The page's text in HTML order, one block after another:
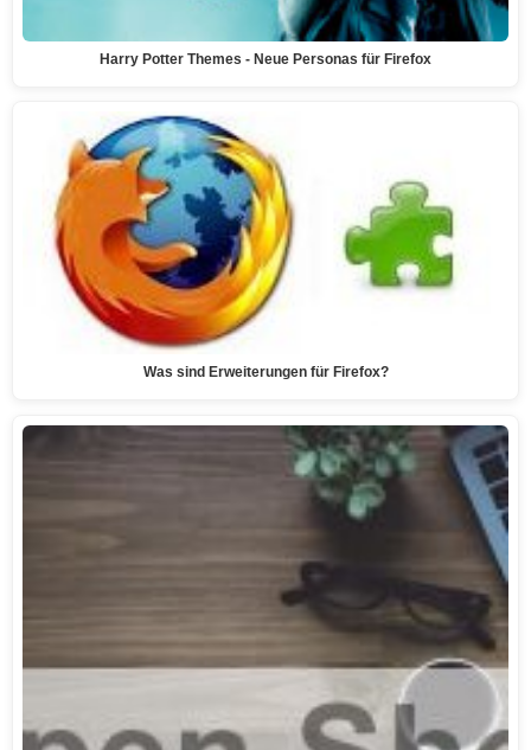
Harry Potter Themes - Neue Personas für Firefox
Was sind Erweiterungen für Firefox?